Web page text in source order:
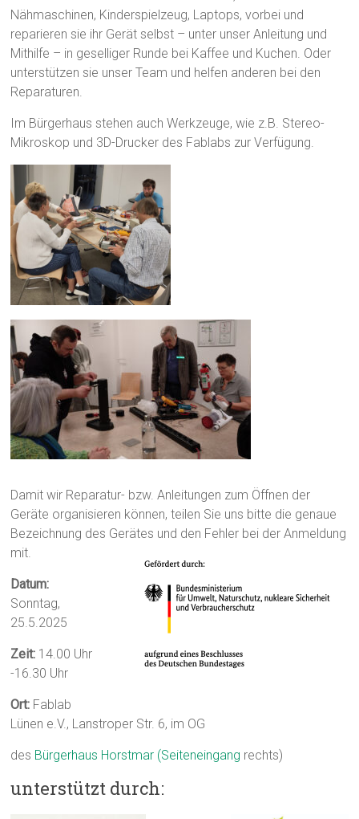
Nähmaschinen, Kinderspielzeug, Laptops, vorbei und
reparieren sie ihr Gerät selbst – unter unser Anleitung und
Mithilfe – in geselliger Runde bei Kaffee und Kuchen. Oder
unterstützen sie unser Team und helfen anderen bei den
Reparaturen.
Im Bürgerhaus stehen auch Werkzeuge, wie z.B. Stereo-
Mikroskop und 3D-Drucker des Fablabs zur Verfügung.
Damit wir Reparatur- bzw. Anleitungen zum Öffnen der
Geräte organisieren können, teilen Sie uns bitte die genaue
Bezeichnung des Gerätes und den Fehler bei der Anmeldung
mit.
Datum:
Sonntag,
25.5.2025
Zeit: 14.00 Uhr
-16.30 Uhr
Ort: Fablab
Lünen e.V., Lanstroper Str. 6, im OG
des Bürgerhaus Horstmar (Seiteneingang rechts)
unterstützt durch: